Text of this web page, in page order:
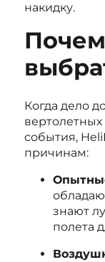
накидку.
Когда дело
события,
причинам:
знают
полета